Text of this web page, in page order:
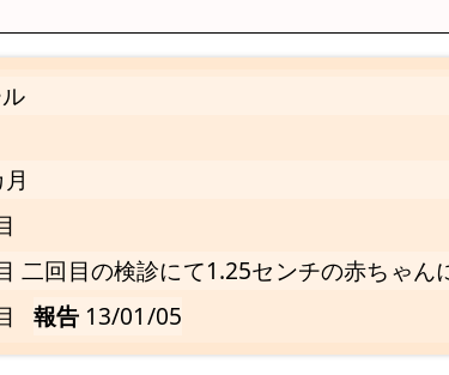
二回目の検診にて1.25センチの赤ちゃん
報告 13/01/05